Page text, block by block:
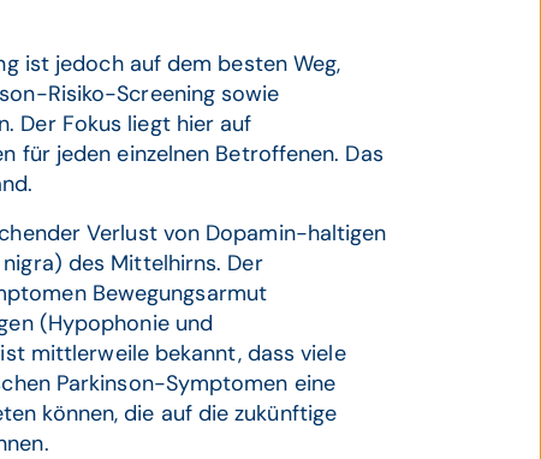
ist jedoch auf dem besten Weg,
Risiko-Screening sowie
Der Fokus liegt hier auf
für jeden einzelnen Betroffenen. Das
Verlust von Dopamin-haltigen
des Mittelhirns. Der
Bewegungsarmut
(Hypophonie und
mittlerweile bekannt, dass viele
Parkinson-Symptomen eine
können, die auf die zukünftige